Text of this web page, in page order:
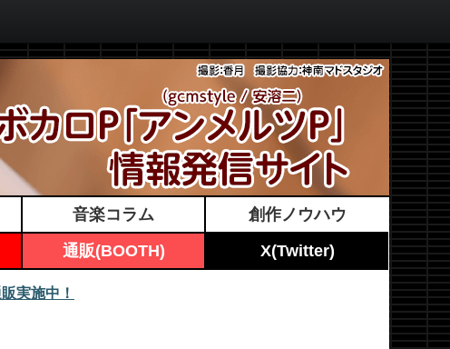
音楽コラム
創作ノウハウ
通販(BOOTH) X(Twitter)
実施中！